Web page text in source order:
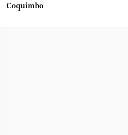
Coquimbo